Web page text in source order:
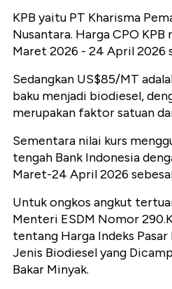
KPB yaitu PT Kharisma
Nusantara. Harga CPO
Maret 2026 - 24 April 2026
Sedangkan US$85/MT
baku menjadi biodiesel,
merupakan faktor satuan
Sementara nilai kurs
tengah Bank Indonesia
Maret-24 April 2026
Untuk ongkos angkut
Menteri ESDM Nomor
tentang Harga Indeks Pasar
Jenis Biodiesel yang
Bakar Minyak.